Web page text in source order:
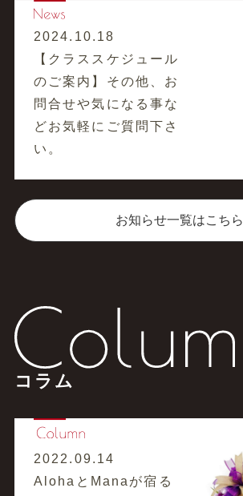
2024.10.18
【クラススケジュール
のご案内】その他、お
問合せや気になる事な
どお気軽にご質問下さ
い。
お知らせ一覧はこちら
コラム
2022.09.14
AlohaとManaが宿る